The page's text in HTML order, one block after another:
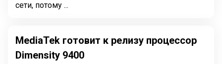
сети, потому ...
MediaTek готовит к релизу процессор
Dimensity 9400